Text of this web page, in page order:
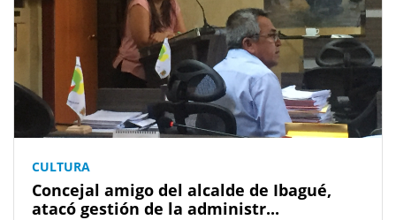
CULTURA
Concejal amigo del alcalde de Ibagué,
atacó gestión de la administr...